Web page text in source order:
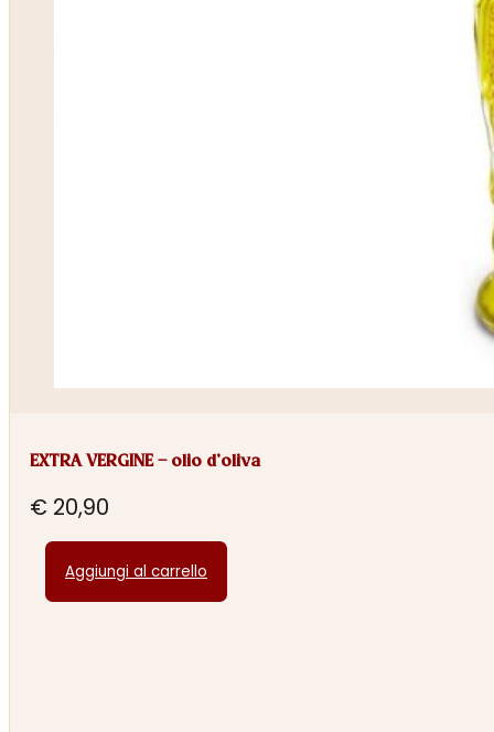
EXTRA VERGINE – olio d’oliva
€ 20,90
Aggiungi al carrello